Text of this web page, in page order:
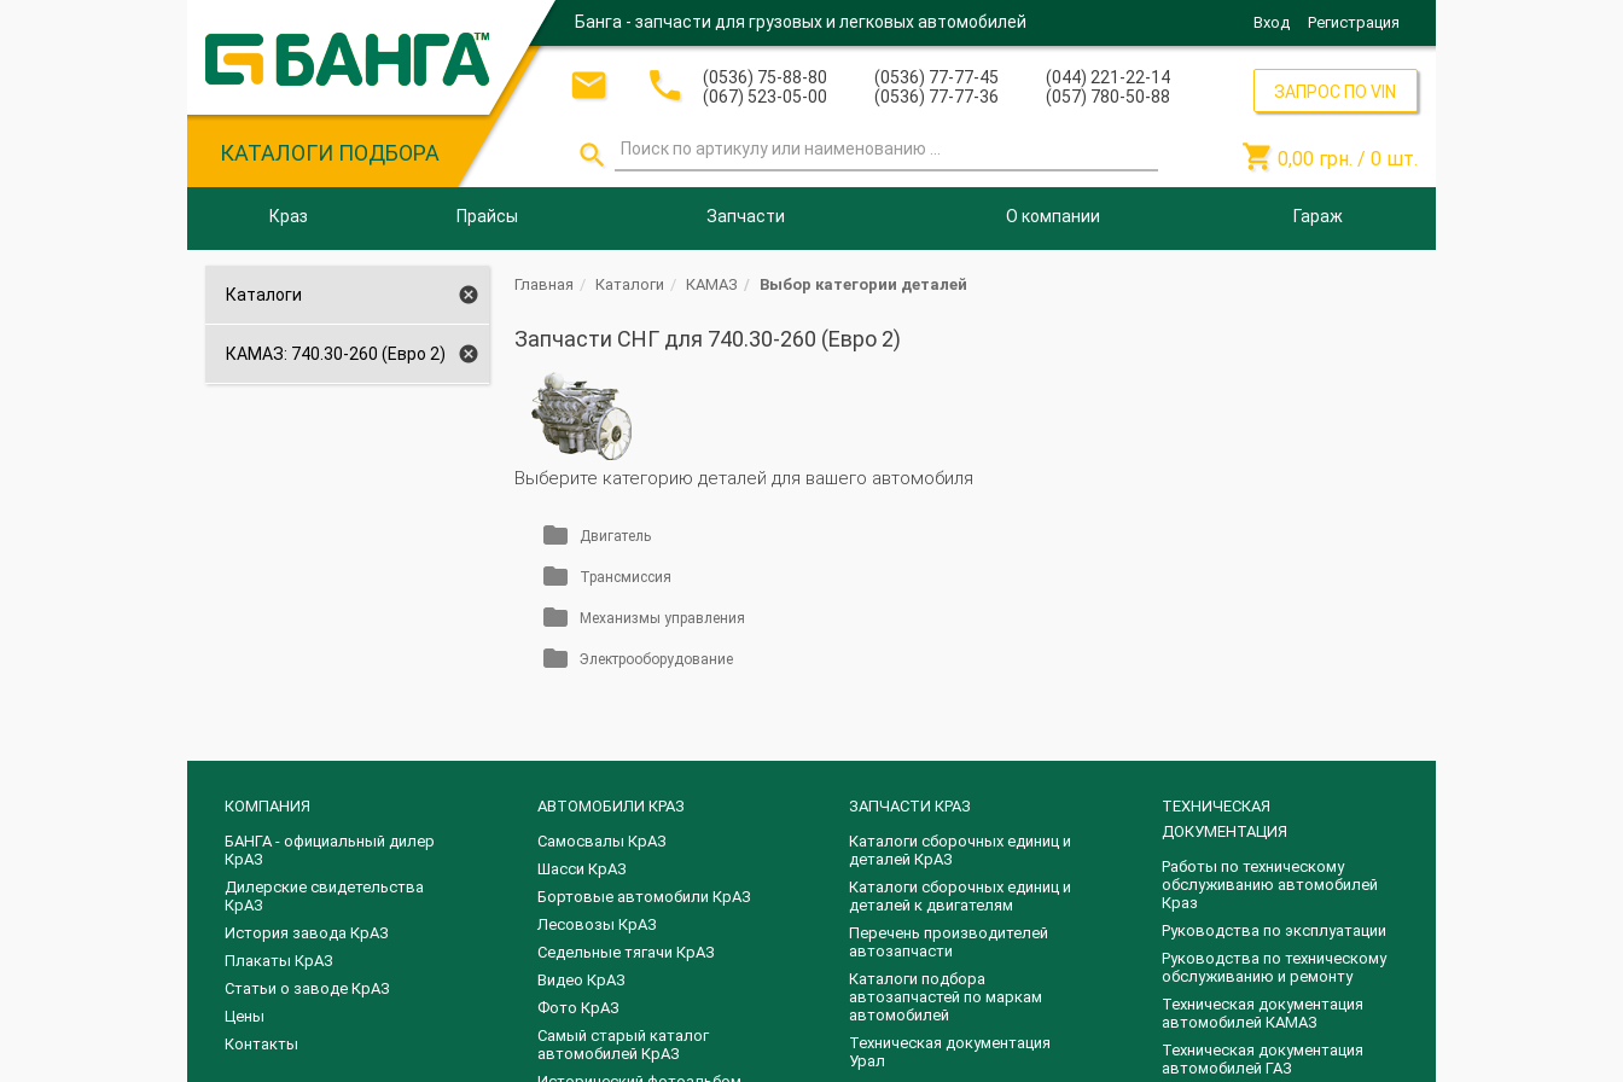
КАТАЛОГИ ПОДБОРА
Банга - запчасти для грузовых и легковых автомобилей Вход Регистрация
 
(0536) 75-88-80
(067) 523-05-00
(0536) 77-77-45
(0536) 77-77-36
(044) 221-22-14
(057) 780-50-88

ЗАПРОС ПО VIN
 0,00 грн. / 0 шт.
Краз Прайсы Запчасти О компании Гараж
Каталоги 
КАМАЗ: 740.30-260 (Евро 2) 
Главная Каталоги КАМАЗ Выбор категории деталей
Запчасти СНГ для 740.30-260 (Евро 2)
Выберите категорию деталей для вашего автомобиля
Двигатель
Трансмиссия
Механизмы управления
Электрооборудование
КОМПАНИЯ
БАНГА - официальный дилер
КрАЗ
Дилерские свидетельства
КрАЗ
История завода КрАЗ
Плакаты КрАЗ
Статьи о заводе КрАЗ
Цены
Контакты
АВТОМОБИЛИ КРАЗ
Самосвалы КрАЗ
Шасси КрАЗ
Бортовые автомобили КрАЗ
Лесовозы КрАЗ
Седельные тягачи КрАЗ
Видео КрАЗ
Фото КрАЗ
Самый старый каталог
автомобилей КрАЗ
ЗАПЧАСТИ КРАЗ
Каталоги сборочных единиц и
деталей КрАЗ
​Каталоги сборочных единиц и
деталей к двигателям
Перечень производителей
автозапчасти
Каталоги подбора
автозапчастей по маркам
автомобилей
Техническая документация
Урал
ТЕХНИЧЕСКАЯ
ДОКУМЕНТАЦИЯ
Работы по техническому
обслуживанию автомобилей
Краз
Руководства по эксплуатации
Руководства по техническому
обслуживанию и ремонту
Техническая документация
автомобилей КАМАЗ
Техническая документация
автомобилей ГАЗ